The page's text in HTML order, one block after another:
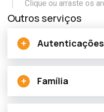
Outros serviços
Autenticações
Família